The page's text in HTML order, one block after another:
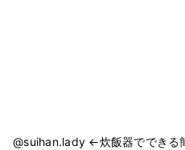
@suihan.lady ←炊飯器でできる